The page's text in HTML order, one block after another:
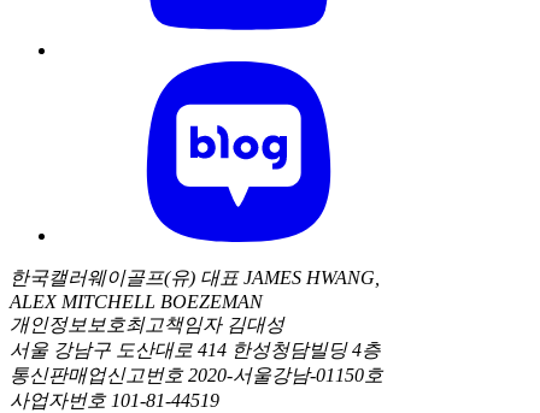
한국캘러웨이골프(유) 대표 JAMES HWANG,
ALEX MITCHELL BOEZEMAN
개인정보보호최고책임자 김대성
서울 강남구 도산대로 414 한성청담빌딩 4층
통신판매업신고번호 2020-서울강남-01150호
사업자번호 101-81-44519